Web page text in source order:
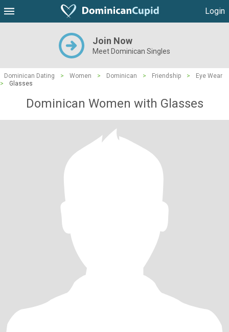
Login
Join Now
Meet Dominican Singles
Dominican Dating > Women > Dominican > Friendship >
Eye Wear
>
Glasses
Dominican Women with Glasses